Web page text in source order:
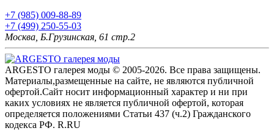
+7 (985) 009-88-89
+7 (499) 250-55-03
Москва, Б.Грузинская, 61 стр.2
ARGESTO галерея моды © 2005-2026. Все права защищены.
Материалы,размещенные на сайте, не являются публичной
офертой.Сайт носит информационный характер и ни при
каких условиях не является публичной офертой, которая
определяется положениями Статьи 437 (ч.2) Гражданского
кодекса РФ. R.RU